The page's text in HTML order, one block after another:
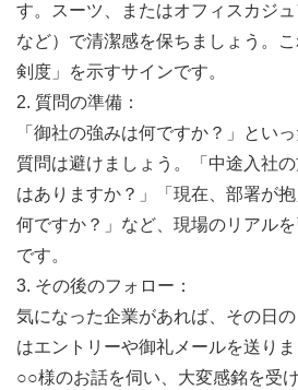
す。スーツ、またはオフィスカジ
など）で清潔感を保ちましょう。
剣度」を示すサインです。
2. 質問の準備：
「御社の強みは何ですか？」とい
質問は避けましょう。「中途入社
はありますか？」「現在、部署が
何ですか？」など、現場のリアル
です。
3. その後のフォロー：
気になった企業があれば、その日
はエントリーや御礼メールを送り
○○様のお話を伺い、大変感銘を受